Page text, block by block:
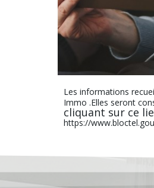
Les informations
Immo .Elles seront
cliquant sur ce
https://